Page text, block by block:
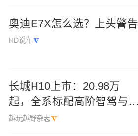
奥迪E7X怎么选？上头警告
HD说车
长城H10上市：20.98万
起，全系标配高阶智驾与四
驱#长城H10
越玩越野杂志